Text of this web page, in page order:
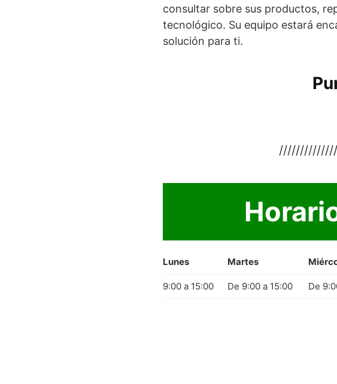
consultar sobre sus productos,
tecnológico. Su equipo estará
solución para ti.
Lunes Martes
9:00 a 15:00 De 9:00 a 15:00 De